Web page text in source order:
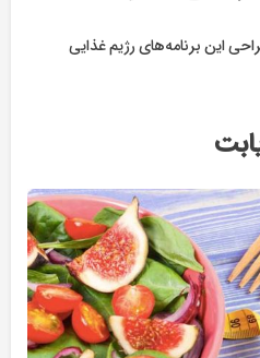
این برنامه‌های رژیم غذایی